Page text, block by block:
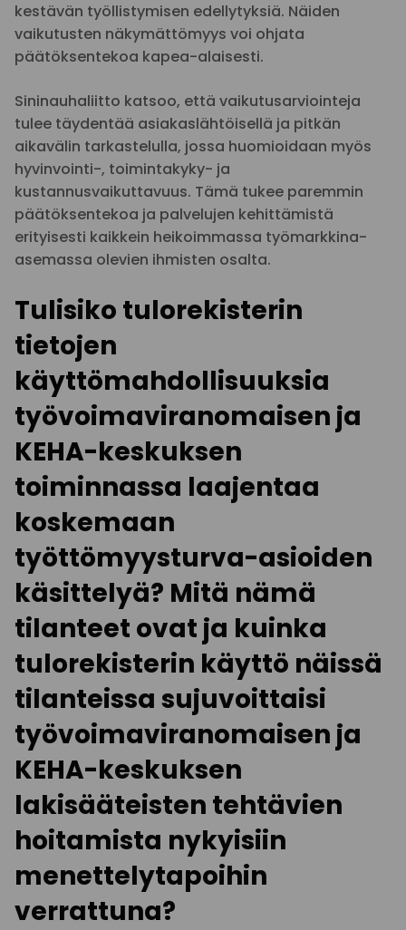
kestävän työllistymisen edellytyksiä. Näiden
vaikutusten näkymättömyys voi ohjata
päätöksentekoa kapea-alaisesti.
Sininauhaliitto katsoo, että vaikutusarviointeja
tulee täydentää asiakaslähtöisellä ja pitkän
aikavälin tarkastelulla, jossa huomioidaan myös
hyvinvointi-, toimintakyky- ja
kustannusvaikuttavuus. Tämä tukee paremmin
päätöksentekoa ja palvelujen kehittämistä
erityisesti kaikkein heikoimmassa työmarkkina-
asemassa olevien ihmisten osalta.
Tulisiko tulorekisterin
tietojen
käyttömahdollisuuksia
työvoimaviranomaisen ja
KEHA-keskuksen
toiminnassa laajentaa
koskemaan
työttömyysturva-asioiden
käsittelyä? Mitä nämä
tilanteet ovat ja kuinka
tulorekisterin käyttö näissä
tilanteissa sujuvoittaisi
työvoimaviranomaisen ja
KEHA-keskuksen
lakisääteisten tehtävien
hoitamista nykyisiin
menettelytapoihin
verrattuna?